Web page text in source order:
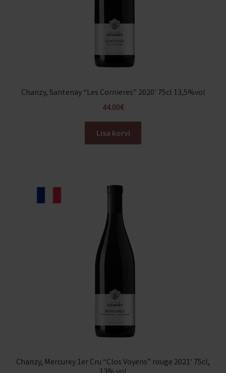
Chanzy, Santenay “Les Cornieres” 2020′ 75cl 13,5%vol
44.00€
Lisa korvi
Chanzy, Mercurey 1er Cru “Clos Voyens” rouge 2021′ 75cl,